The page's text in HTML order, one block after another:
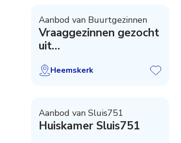
Aanbod van Buurtgezinnen
Vraaggezinnen gezocht
uit
Heemskerk
Aanbod van Sluis751
Huiskamer Sluis751